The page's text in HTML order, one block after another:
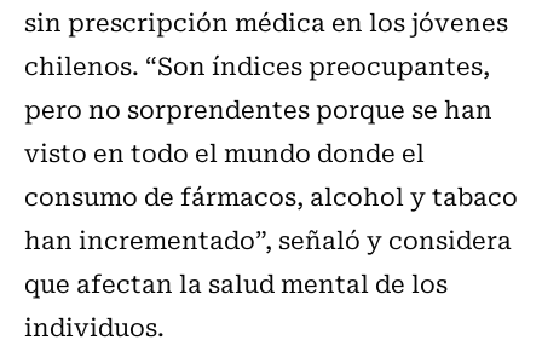
sin prescripción médica en los jóvenes
chilenos. “Son índices preocupantes,
pero no sorprendentes porque se han
visto en todo el mundo donde el
consumo de fármacos, alcohol y tabaco
han incrementado”, señaló y considera
que afectan la salud mental de los
individuos.